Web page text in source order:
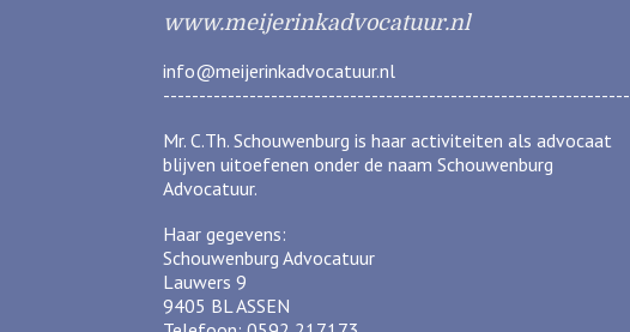
www.meijerinkadvocatuur.nl
info@meijerinkadvocatuur.nl
-----------------------------------------------------------------
Mr. C.Th. Schouwenburg is haar activiteiten als advocaat
blijven uitoefenen onder de naam Schouwenburg
Advocatuur.
Haar gegevens:
Schouwenburg Advocatuur
Lauwers 9
9405 BL ASSEN